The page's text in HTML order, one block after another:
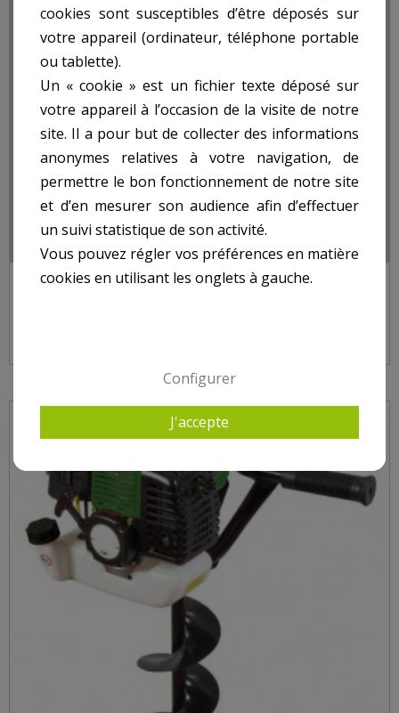
TARIÈRE MANUELLE
cookies sont susceptibles d’être déposés sur
votre appareil (ordinateur, téléphone portable
ou tablette).
Un « cookie » est un fichier texte déposé sur
votre appareil à l’occasion de la visite de notre
site. Il a pour but de collecter des informations
anonymes relatives à votre navigation, de
permettre le bon fonctionnement de notre site
et d’en mesurer son audience afin d’effectuer
un suivi statistique de son activité.
Vous pouvez régler vos préférences en matière
cookies en utilisant les onglets à gauche.
Configurer
J'accepte